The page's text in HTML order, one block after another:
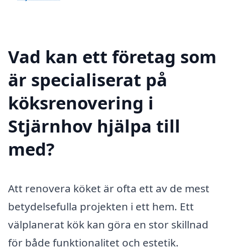
Vad kan ett företag som
är specialiserat på
köksrenovering i
Stjärnhov hjälpa till
med?
Att renovera köket är ofta ett av de mest
betydelsefulla projekten i ett hem. Ett
välplanerat kök kan göra en stor skillnad
för både funktionalitet och estetik.